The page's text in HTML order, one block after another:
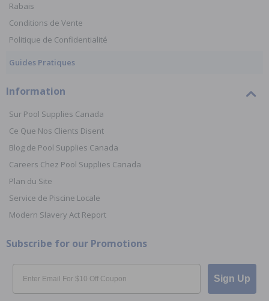
Rabais
Conditions de Vente
Politique de Confidentialité
Guides Pratiques
Information
Sur Pool Supplies Canada
Ce Que Nos Clients Disent
Blog de Pool Supplies Canada
Careers Chez Pool Supplies Canada
Plan du Site
Service de Piscine Locale
Modern Slavery Act Report
Subscribe for our Promotions
Email
Sign Up